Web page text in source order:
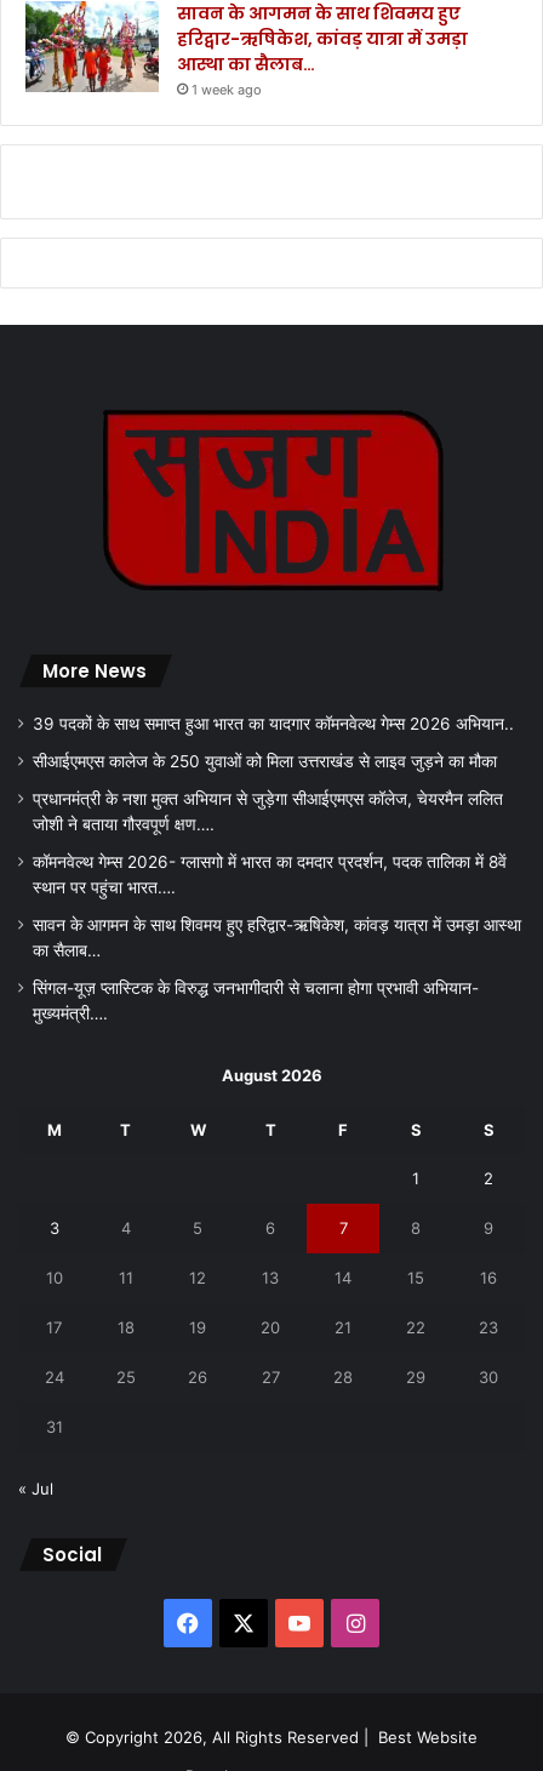
सावन के आगमन के साथ शिवमय हुए
हरिद्वार-ऋषिकेश, कांवड़ यात्रा में उमड़ा
आस्था का सैलाब…
1 week ago
More News
39 पदकों के साथ समाप्त हुआ भारत का यादगार कॉमनवेल्थ गेम्स 2026 अभियान..
सीआईएमएस कालेज के 250 युवाओं को मिला उत्तराखंड से लाइव जुड़ने का मौका
प्रधानमंत्री के नशा मुक्त अभियान से जुड़ेगा सीआईएमएस कॉलेज, चेयरमैन ललित
जोशी ने बताया गौरवपूर्ण क्षण….
कॉमनवेल्थ गेम्स 2026- ग्लासगो में भारत का दमदार प्रदर्शन, पदक तालिका में 8वें
स्थान पर पहुंचा भारत….
सावन के आगमन के साथ शिवमय हुए हरिद्वार-ऋषिकेश, कांवड़ यात्रा में उमड़ा आस्था
का सैलाब…
सिंगल-यूज़ प्लास्टिक के विरुद्ध जनभागीदारी से चलाना होगा प्रभावी अभियान-
मुख्यमंत्री….
August 2026
M T W T F S S
1 2
3 4 5 6 7 8 9
10 11 12 13 14 15 16
17 18 19 20 21 22 23
24 25 26 27 28 29 30
31
« Jul
Social
Facebook YouTubeInstagram
© Copyright 2026, All Rights Reserved | Best Website